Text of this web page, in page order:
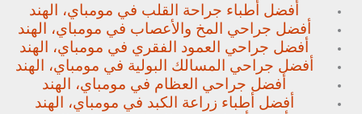
أفضل أطباء جراحة القلب في مومباي، الهند
أفضل جراحي المخ والأعصاب في مومباي، الهند
أفضل جراحي العمود الفقري في مومباي، الهند
أفضل جراحي المسالك البولية في مومباي، الهند
أفضل جراحي العظام في مومباي، الهند
أفضل أطباء زراعة الكبد في مومباي، الهند